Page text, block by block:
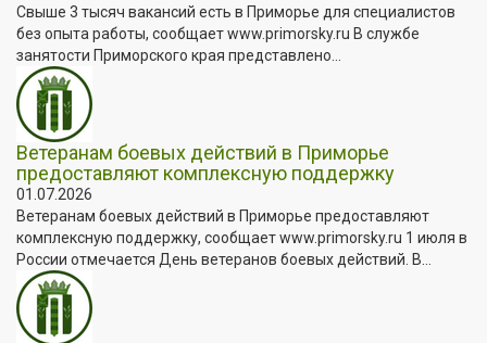
Свыше 3 тысяч вакансий есть в Приморье для специалистов
без опыта работы, сообщает www.primorsky.ru В службе
занятости Приморского края представлено...
Ветеранам боевых действий в Приморье
предоставляют комплексную поддержку
01.07.2026
Ветеранам боевых действий в Приморье предоставляют
комплексную поддержку, сообщает www.primorsky.ru 1 июля в
России отмечается День ветеранов боевых действий. В...